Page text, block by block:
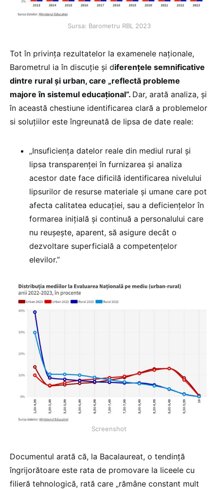
Sursa: Barometru RBL 2023
Tot în privința rezultatelor la examenele naționale,
Barometrul ia în discuție și diferențele semnificative
dintre rural și urban, care „reflectă probleme
majore în sistemul educațional”. Dar, arată analiza, și
în această chestiune identificarea clară a problemelor
si soluțiilor este îngreunată de lipsa de date reale:
„Insuficiența datelor reale din mediul rural și
lipsa transparenței în furnizarea și analiza
acestor date face dificilă identificarea nivelului
lipsurilor de resurse materiale și umane care pot
afecta calitatea educației, sau a deficiențelor în
formarea inițială și continuă a personalului care
nu reușește, aparent, să asigure decât o
dezvoltare superficială a competențelor
elevilor.”
Screenshot
Documentul arată că, la Bacalaureat, o tendință
îngrijorătoare este rata de promovare la liceele cu
filieră tehnologică, rată care „rămâne constant mult